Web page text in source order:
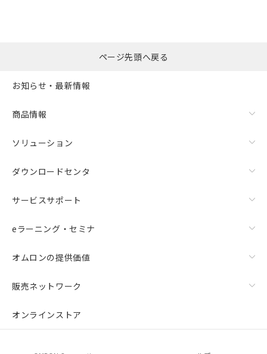
ページ先頭へ戻る
お知らせ・最新情報
商品情報
ソリューション
ダウンロードセンタ
サービスサポート
eラーニング・セミナ
オムロンの提供価値
販売ネットワーク
オンラインストア